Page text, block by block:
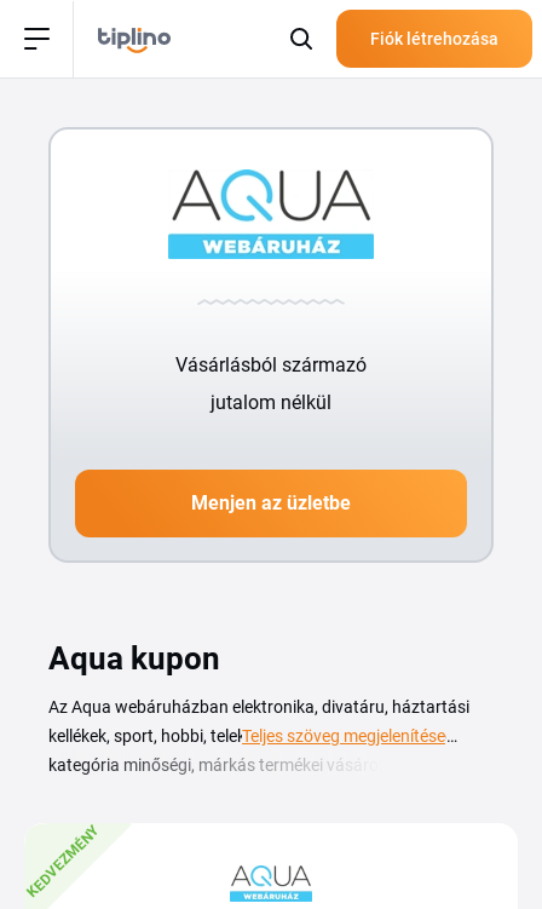
Fiók létrehozása
Vásárlásból származó
jutalom nélkül
Menjen az üzletbe
Aqua kupon
Az Aqua webáruházban elektronika, divatáru, háztartási
kellékek, sport, hobbi, telekommunikáció és sok egyéb
kategória minőségi, márkás termékei vásárolhatók meg
több mint 50.000 különféle termékből áll, melynek nagy
része raktáron van. A remek árak mellett
kupont
is felhasználhat, hogy még olcsóbban vásároljon.
Teljes szöveg megjelenítése
KEDVEZMÉNY